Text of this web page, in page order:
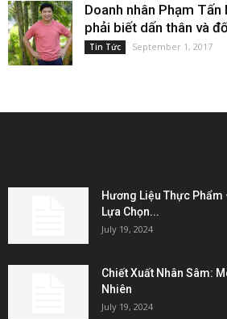
Doanh nhân Phạm
phải biết dấn thân và
Tin Tức September 1, 2017
Hương Liệu Thực Phẩm
Lựa Chọn...
July 19, 2024
Chiết Xuất Nhân Sâm:
Nhiên
July 19, 2024